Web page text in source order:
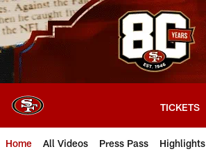
Skip
to
main
content
TICKETS
Home All Videos Press Pass Highlights